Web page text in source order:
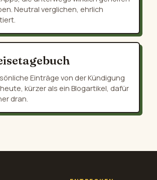
Neutral verglichen, ehrlich
Einträge von der Kündigung
kürzer als ein Blogartikel, dafür
dran.